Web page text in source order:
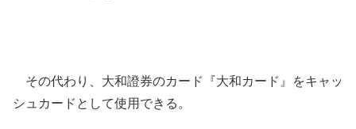
その代わり、大和證券のカード『大和カード』をキャッ
シュカードとして使用できる。